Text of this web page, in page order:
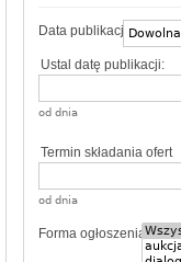
Data publikacji
Ustal datę publikacji:
od dnia
Termin składania ofert
od dnia
Forma ogłoszenia